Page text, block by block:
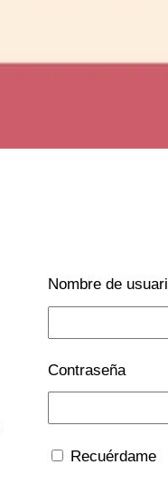
Nombre de
Contraseña
Recuérdame